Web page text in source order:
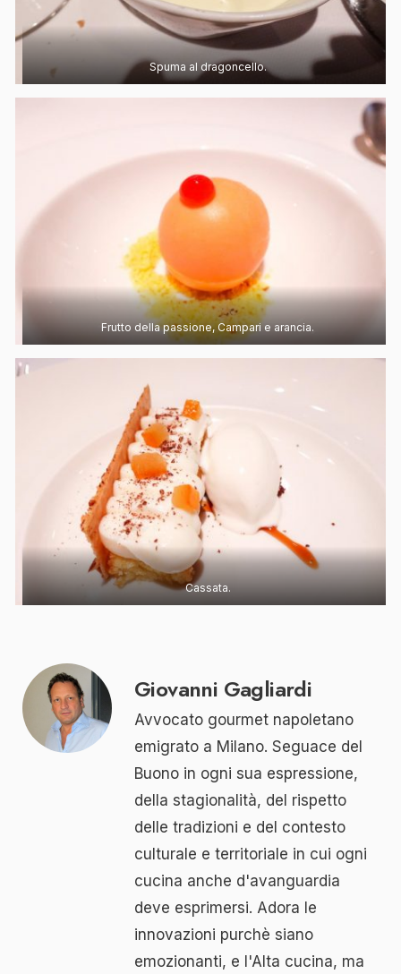
Spuma al dragoncello.
Frutto della passione, Campari e arancia.
Cassata.
Giovanni Gagliardi
Avvocato gourmet napoletano
emigrato a Milano. Seguace del
Buono in ogni sua espressione,
della stagionalità, del rispetto
delle tradizioni e del contesto
culturale e territoriale in cui ogni
cucina anche d'avanguardia
deve esprimersi. Adora le
innovazioni purchè siano
emozionanti, e l'Alta cucina, ma